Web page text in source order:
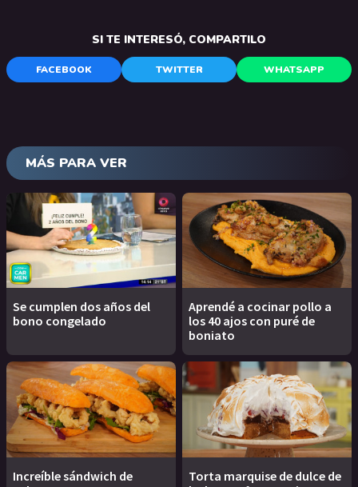
SI TE INTERESÓ, COMPARTILO
FACEBOOK TWITTER WHATSAPP
MÁS PARA VER
Se cumplen dos años del
bono congelado
Aprendé a cocinar pollo a
los 40 ajos con puré de
boniato
Increíble sándwich de
Torta marquise de dulce de